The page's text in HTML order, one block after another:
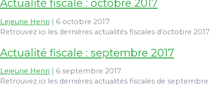
Actualité fiscale : octobre 2017
Lejeune Henri | 6 octobre 2017
Retrouvez ici les dernières actualités fiscales d’octobre 2017
Actualité fiscale : septembre 2017
Lejeune Henri | 6 septembre 2017
Retrouvez ici les dernières actualités fiscales de septembre